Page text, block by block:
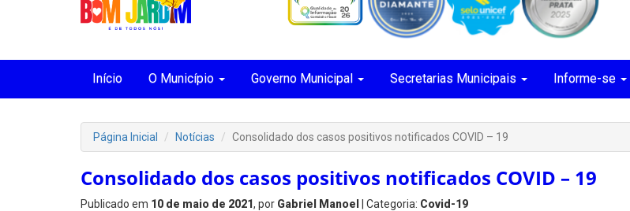
Início O Município Governo Municipal Secretarias Municipais Informe-se
Página Inicial Notícias Consolidado dos casos positivos notificados COVID – 19
Consolidado dos casos positivos notificados COVID – 19
Publicado em 10 de maio de 2021, por Gabriel Manoel | Categoria: Covid-19